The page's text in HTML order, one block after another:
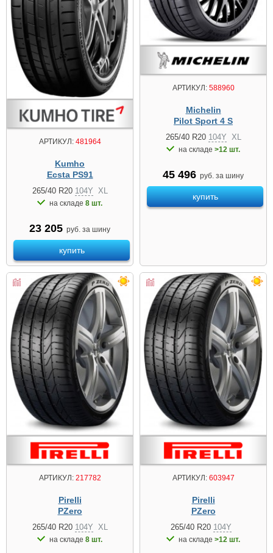
АРТИКУЛ:481964
Kumho
Ecsta PS91
265/40 R20 104Y XL
на складе 8 шт.
23 205 руб. за шину
купить
АРТИКУЛ:588960
Michelin
Pilot Sport 4 S
265/40 R20 104Y XL
на складе >12 шт.
45 496 руб. за шину
купить
АРТИКУЛ:217782
Pirelli
PZero
265/40 R20 104Y XL
на складе 8 шт.
АРТИКУЛ:603947
Pirelli
PZero
265/40 R20 104Y
на складе >12 шт.